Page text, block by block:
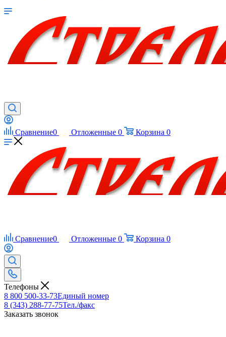
Сравнение0 Отложенные 0 Корзина 0
Сравнение0 Отложенные 0 Корзина 0
Телефоны
8 800 500-33-73Единый номер
8 (343) 288-77-75Тел./факс
Заказать звонок